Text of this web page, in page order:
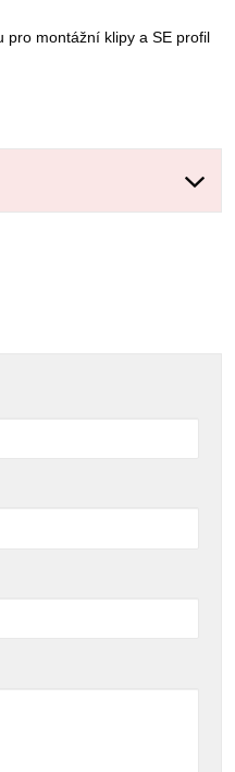
pro montážní klipy a SE profil